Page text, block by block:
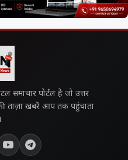
समाचार पोर्टल है जो उत्तर
ताज़ा खबरें आप तक पहुंचाता